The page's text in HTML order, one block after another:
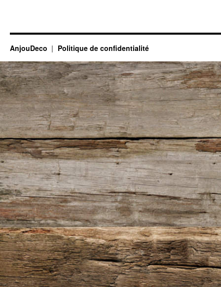
AnjouDeco Politique de confidentialité